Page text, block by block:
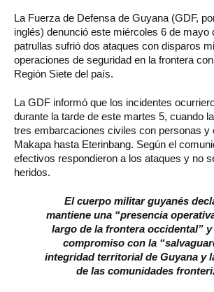
La Fuerza de Defensa de Guyana (GDF,
inglés) denunció este miércoles 6 de mayo
patrullas sufrió dos ataques con disparos
operaciones de seguridad en la frontera
Región Siete del país.
La GDF informó que los incidentes
durante la tarde de este martes 5, cuando
tres embarcaciones civiles con personas y
Makapa hasta Eterinbang. Según el
efectivos respondieron a los ataques y no
heridos.
El cuerpo militar guyanés
mantiene una “presencia
largo de la frontera occidental”
compromiso con la
integridad territorial de Guyana y
de las comunidades